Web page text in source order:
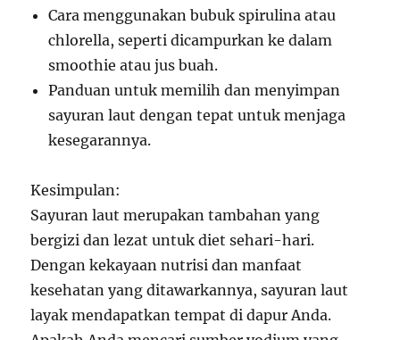
Cara menggunakan bubuk spirulina atau
chlorella, seperti dicampurkan ke dalam
smoothie atau jus buah.
Panduan untuk memilih dan menyimpan
sayuran laut dengan tepat untuk menjaga
kesegarannya.
Kesimpulan:
Sayuran laut merupakan tambahan yang
bergizi dan lezat untuk diet sehari-hari.
Dengan kekayaan nutrisi dan manfaat
kesehatan yang ditawarkannya, sayuran laut
layak mendapatkan tempat di dapur Anda.